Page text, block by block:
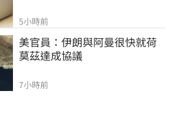
5小時前
美官員：伊朗與阿曼很快就荷
莫茲達成協議
7小時前